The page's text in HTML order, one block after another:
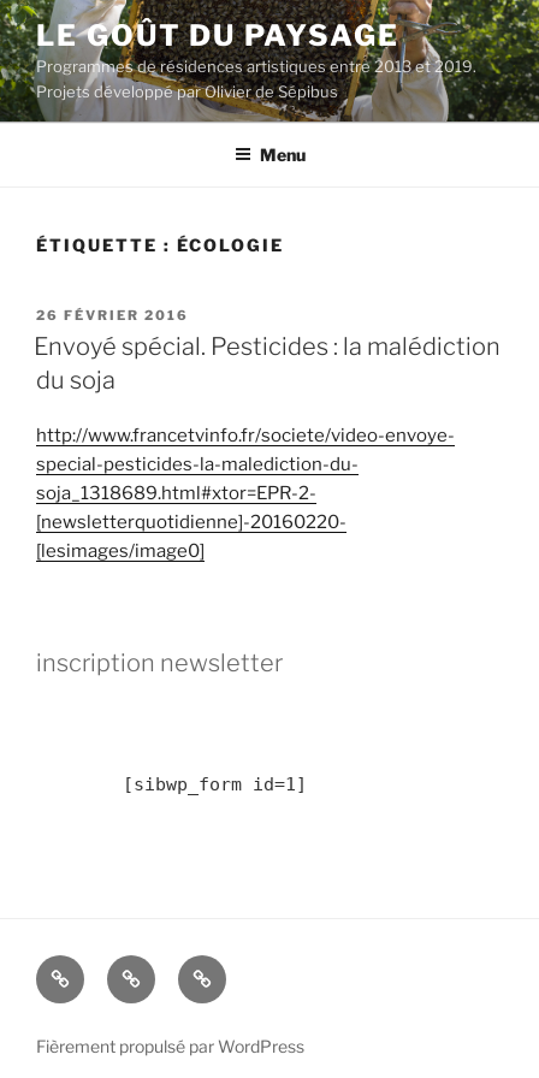
Aller
au
contenu
principal
LE GOÛT DU PAYSAGE
Programmes de résidences artistiques entre 2013 et 2019.
Projets développé par Olivier de Sépibus
Menu
ÉTIQUETTE : ÉCOLOGIE
PUBLIÉ
LE
26 FÉVRIER 2016
Envoyé spécial. Pesticides : la malédiction
du soja
http://www.francetvinfo.fr/societe/video-envoye-
special-pesticides-la-malediction-du-
soja_1318689.html#xtor=EPR-2-
[newsletterquotidienne]-20160220-
[lesimages/image0]
inscription newsletter
	[sibwp_form id=1]
2019
:
résidence
Livron
Drôme
Résidence
d’avril
Fièrement propulsé par WordPress